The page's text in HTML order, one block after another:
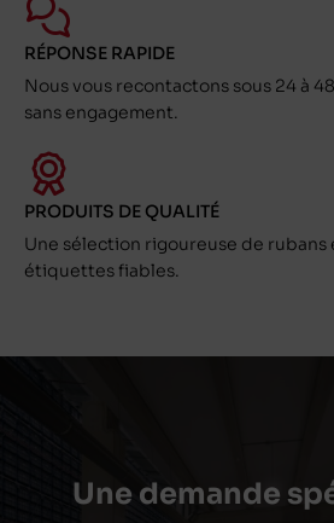
RÉPONSE RAPIDE
Nous vous recontactons sous 24 à
sans engagement.
PRODUITS DE QUALITÉ
Une sélection rigoureuse de rubans
étiquettes fiables.
Une demande